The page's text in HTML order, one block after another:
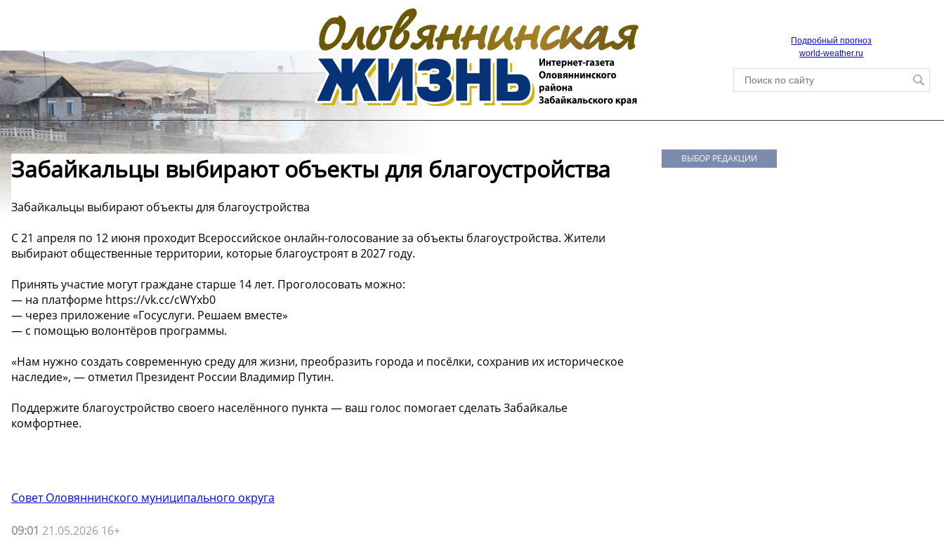
Подробный прогноз
world-weather.ru
Забайкальцы выбирают объекты для благоустройства
Забайкальцы выбирают объекты для благоустройства
С 21 апреля по 12 июня проходит Всероссийское онлайн-голосование за объекты благоустройства. Жители
выбирают общественные территории, которые благоустроят в 2027 году.
Принять участие могут граждане старше 14 лет. Проголосовать можно:
— на платформе https://vk.cc/cWYxb0
— через приложение «Госуслуги. Решаем вместе»
— с помощью волонтёров программы.
«Нам нужно создать современную среду для жизни, преобразить города и посёлки, сохранив их историческое
наследие», — отметил Президент России Владимир Путин.
Поддержите благоустройство своего населённого пункта — ваш голос помогает сделать Забайкалье
комфортнее.
Совет Оловяннинского муниципального округа
09:01 21.05.2026 16+
ВЫБОР РЕДАКЦИИ